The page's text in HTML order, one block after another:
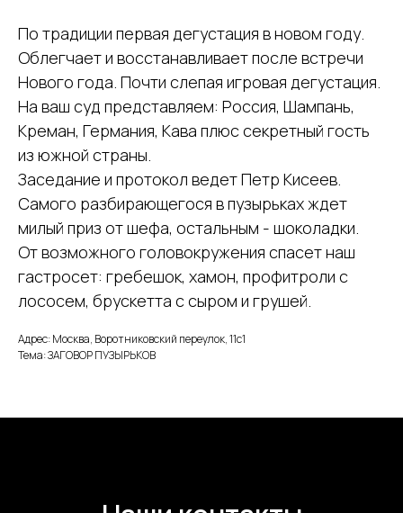
По традиции первая дегустация в новом году.
Облегчает и восстанавливает после встречи
Нового года. Почти слепая игровая дегустация.
На ваш суд представляем: Россия, Шампань,
Креман, Германия, Кава плюс секретный гость
из южной страны.
Заседание и протокол ведет Петр Кисеев.
Самого разбирающегося в пузырьках ждет
милый приз от шефа, остальным - шоколадки.
От возможного головокружения спасет наш
гастросет: гребешок, хамон, профитроли с
лососем, брускетта с сыром и грушей.
Адрес: Москва, Воротниковский переулок, 11с1
Тема: ЗАГОВОР ПУЗЫРЬКОВ